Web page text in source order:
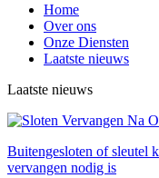
Home
Over ons
Onze Diensten
Laatste nieuws
Laatste nieuws
Buitengesloten of sleutel
vervangen nodig is